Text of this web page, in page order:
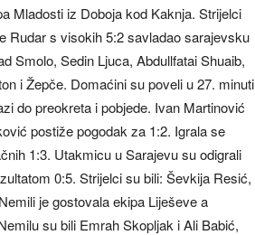
Mladosti iz Doboja kod Kaknja. Strijelci
Rudar s visokih 5:2 savladao sarajevsku
Smolo, Sedin Ljuca, Abdullfatai Shuaib,
i Žepče. Domaćini su poveli u 27. minuti
do preokreta i pobjede. Ivan Martinović
postiže pogodak za 1:2. Igrala se
1:3. Utakmicu u Sarajevu su odigrali
0:5. Strijelci su bili: Ševkija Resić,
je gostovala ekipa Liješeve a
su bili Emrah Skopljak i Ali Babić,